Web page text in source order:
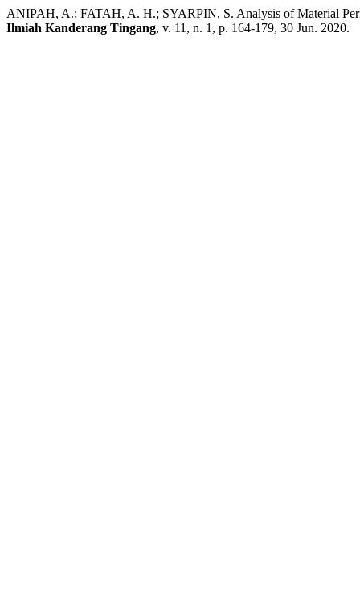
ANIPAH, A.; FATAH, A. H.; SYARPIN, S. Analysis of Material
Ilmiah Kanderang Tingang, v. 11, n. 1, p. 164-179, 30 Jun. 2020.